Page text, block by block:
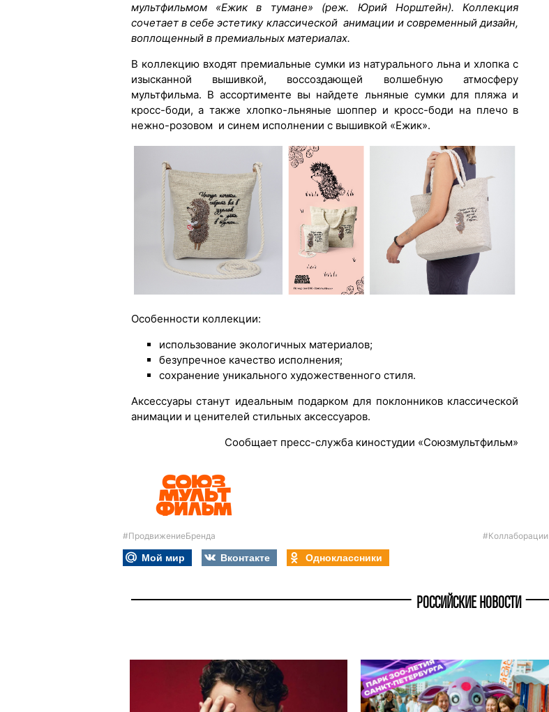
мультфильмом «Ежик в тумане» (реж. Юрий Норштейн). Коллекция
сочетает в себе эстетику классической анимации и современный дизайн,
воплощенный в премиальных материалах.
В коллекцию входят премиальные сумки из натурального льна и хлопка с
изысканной вышивкой, воссоздающей волшебную атмосферу
мультфильма. В ассортименте вы найдете льняные сумки для пляжа и
кросс-боди, а также хлопко-льняные шоппер и кросс-боди на плечо в
нежно-розовом и синем исполнении с вышивкой «Ежик».
Особенности коллекции:
использование экологичных материалов;
безупречное качество исполнения;
сохранение уникального художественного стиля.
Аксессуары станут идеальным подарком для поклонников классической
анимации и ценителей стильных аксессуаров.
Сообщает пресс-служба киностудии «Союзмультфильм»
#ПродвижениеБренда #Коллаборации
Мой мир Вконтакте Одноклассники
РОССИЙСКИЕ НОВОСТИ